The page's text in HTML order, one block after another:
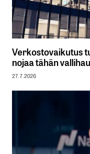
Verkostovaikutus
nojaa tähän
27.7.2026